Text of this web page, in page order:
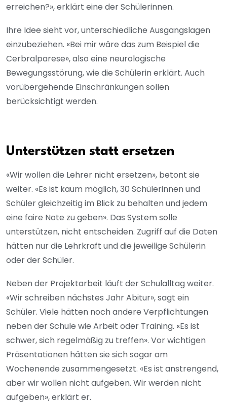
erreichen?», erklärt eine der Schülerinnen.
Ihre Idee sieht vor, unterschiedliche Ausgangslagen
einzubeziehen. «Bei mir wäre das zum Beispiel die
Cerbralparese», also eine neurologische
Bewegungsstörung, wie die Schülerin erklärt. Auch
vorübergehende Einschränkungen sollen
berücksichtigt werden.
Unterstützen statt ersetzen
«Wir wollen die Lehrer nicht ersetzen», betont sie
weiter. «Es ist kaum möglich, 30 Schülerinnen und
Schüler gleichzeitig im Blick zu behalten und jedem
eine faire Note zu geben». Das System solle
unterstützen, nicht entscheiden. Zugriff auf die Daten
hätten nur die Lehrkraft und die jeweilige Schülerin
oder der Schüler.
Neben der Projektarbeit läuft der Schulalltag weiter.
«Wir schreiben nächstes Jahr Abitur», sagt ein
Schüler. Viele hätten noch andere Verpflichtungen
neben der Schule wie Arbeit oder Training. «Es ist
schwer, sich regelmäßig zu treffen». Vor wichtigen
Präsentationen hätten sie sich sogar am
Wochenende zusammengesetzt. «Es ist anstrengend,
aber wir wollen nicht aufgeben. Wir werden nicht
aufgeben», erklärt er.